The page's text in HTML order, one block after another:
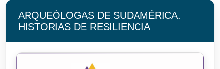
ARQUEÓLOGAS DE SUDAMÉRICA.
HISTORIAS DE RESILIENCIA